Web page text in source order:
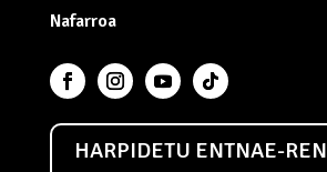
Nafarroa
HARPIDETU ENTNAE-REN